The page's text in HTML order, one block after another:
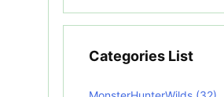
Categories List